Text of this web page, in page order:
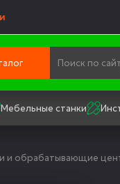
Мебельные станки
и обрабатывающие